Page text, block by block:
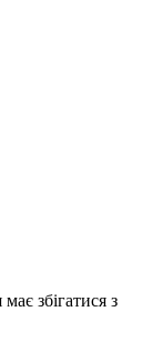
збігатися з